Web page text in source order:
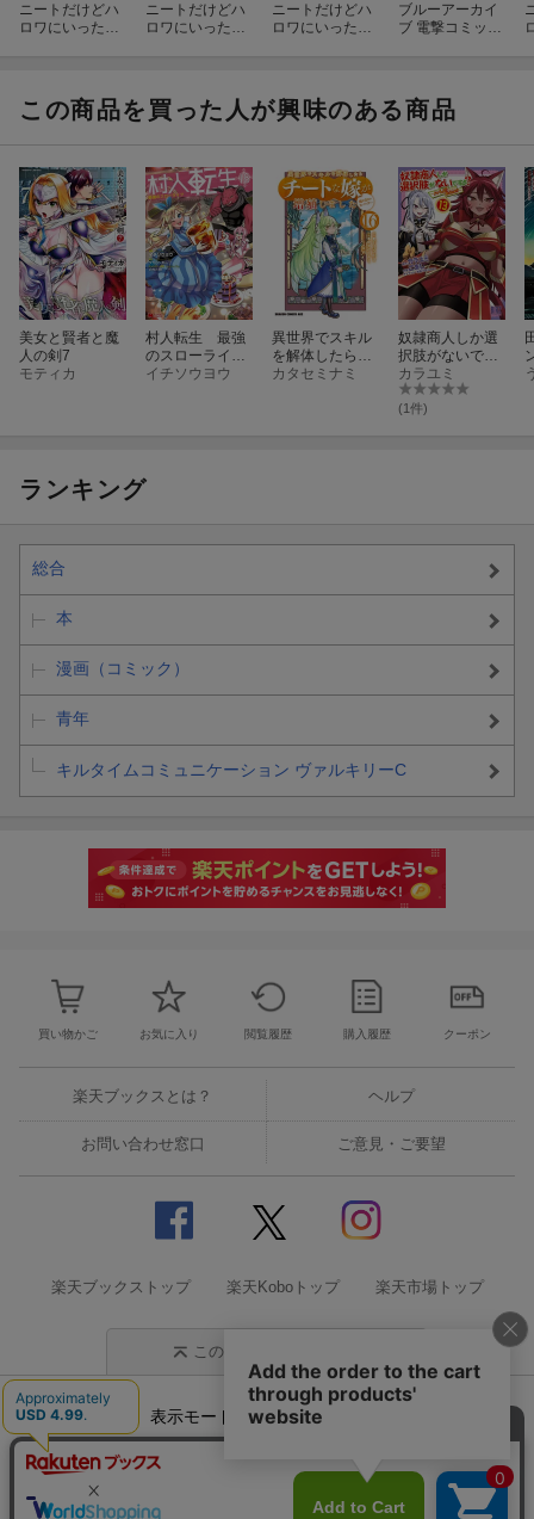
ニートだけどハ
ロワにいったら
ニートだけどハ
ロワにいったら
ニートだけどハ
ロワにいったら
ブルーアーカイ
ブ 電撃コミック
この商品を買った人が興味のある商品
美女と賢者と魔
人の剣7
モティカ
村人転生 最強
のスローライフ
（18）
イチソウヨウ
異世界でスキル
を解体したらチ
ートな嫁が増殖
カタセミナミ
奴隷商人しか選
択肢がないです
よ？（13）
カラユミ
(1件)
ランキング
総合
本
漫画（コミック）
青年
キルタイムコミュニケーション ヴァルキリーC
買い物かご お気に入り 閲覧履歴 購入履歴 クーポン
楽天ブックスとは？ ヘルプ
お問い合わせ窓口 ご意見・ご要望
楽天ブックストップ 楽天Koboトップ 楽天市場トップ
このページの先頭に戻る
表示モード モバイル
企業情報 個人情報保護方針
特定商取引法に基づく表記